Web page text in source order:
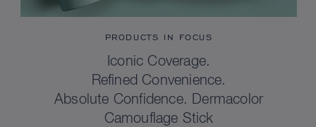
PRODUCTS IN FOCUS
Iconic Coverage.
Refined Convenience.
Absolute Confidence. Dermacolor
Camouflage Stick